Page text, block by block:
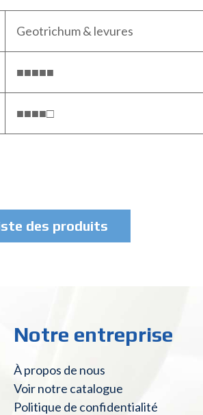
Geotrichum & levures
■■■■■
■■■■□
des produits
Notre entreprise
À propos de nous
Voir notre catalogue
Politique de confidentialité